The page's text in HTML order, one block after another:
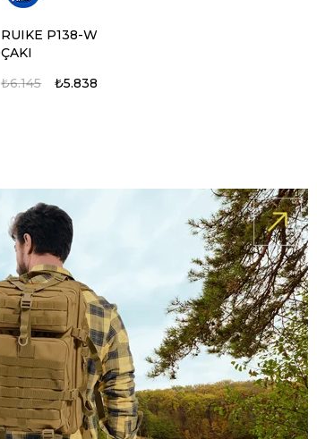
RUIKE P138-W
ÇAKI
₺5.838
₺6.145
HALFBREED MIK-
08 Piyade Bıçağı
₺26.661
₺28.064
%5
SQUARE BS210499
BICAK
₺1.023
₺1.077